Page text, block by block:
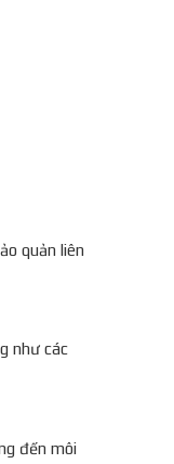
quản liên
như các
đến môi